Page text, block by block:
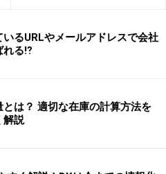
ない場合はマッチングサイ
工夫がされています。その
員であれば無料で使えるマ
それが「ザ・ビジネスモー
るURLやメールアドレスで会社
れる⁉
とは？ 適切な在庫の計算方法を
解説